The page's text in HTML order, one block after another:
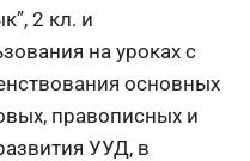
2 кл. и
на уроках с
основных
правописных и
УУД, в